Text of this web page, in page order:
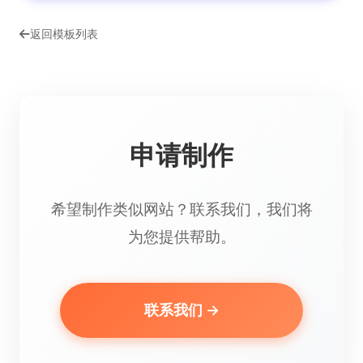
返回模板列表
申请制作
希望制作类似网站？联系我们，我们将
为您提供帮助。
联系我们 →